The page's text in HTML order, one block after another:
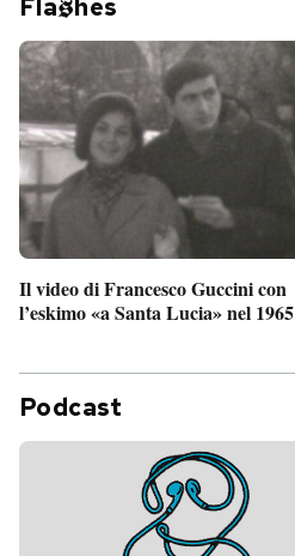
Fla hes
Il video di Francesco Guccini con
l’eskimo «a Santa Lucia» nel 1965
Podcast